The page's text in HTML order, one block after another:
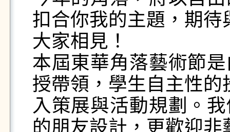
扣合你我的主題，期待
大家相見！
本屆東華角落藝術節
授帶領，學生自主性的
入策展與活動規劃。
的朋友設計，更歡迎非